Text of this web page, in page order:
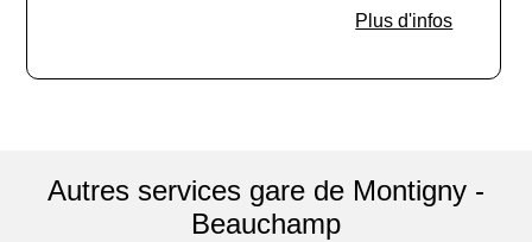
Plus d'infos
Autres services gare de Montigny -
Beauchamp